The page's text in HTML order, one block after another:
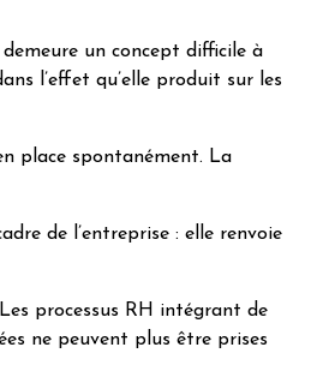
un concept difficile à
l’effet qu’elle produit sur les
place spontanément. La
de l’entreprise : elle renvoie
processus RH intégrant de
ne peuvent plus être prises